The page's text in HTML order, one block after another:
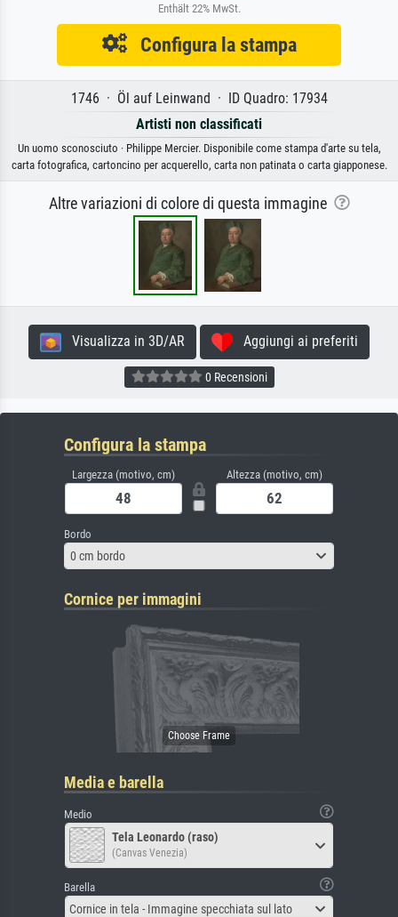
Enthält 22% MwSt.
Configura la stampa
1746 · Öl auf Leinwand · ID Quadro: 17934
Artisti non classificati
Un uomo sconosciuto · Philippe Mercier. Disponibile come stampa d'arte su tela,
carta fotografica, cartoncino per acquerello, carta non patinata o carta giapponese.
Altre variazioni di colore di questa immagine
Visualizza in 3D/AR Aggiungi ai preferiti
0 Recensioni
Configura la stampa
Largezza (motivo, cm) Altezza (motivo, cm)
Bordo
0 cm bordo
Cornice per immagini
Media e barella
Medio
Tela Leonardo (raso)
(Canvas Venezia)
Barella
Cornice in tela - Immagine specchiata sul lato